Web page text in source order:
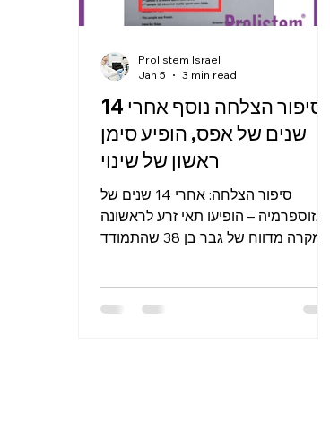
סיפור הצלחה נוסף אחרי 14
שנים של אפס, הופיע סימן
ראשון של שינוי
סיפור הצלחה: אחרי 14 שנים של
אזוספרמיה – הופיעו תאי זרע לראשונה
מקרה מדווח של גבר בן 38 שהתמודד
Prolistem למשך 6 חודשים, נצפו
Prolistem Israel
Jan 5
3 min read